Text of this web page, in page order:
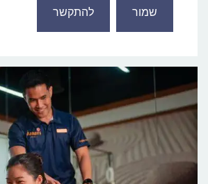
שמור להתקשר